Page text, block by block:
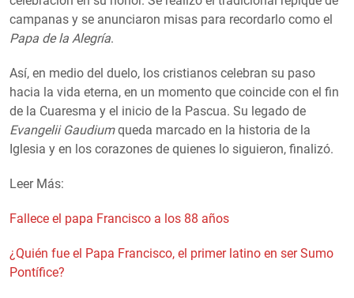
campanas y se anunciaron misas para recordarlo como el
Papa de la Alegría.
Así, en medio del duelo, los cristianos celebran su paso
hacia la vida eterna, en un momento que coincide con el fin
de la Cuaresma y el inicio de la Pascua. Su legado de
Evangelii Gaudiumqueda marcado en la historia de la
Iglesia y en los corazones de quienes lo siguieron, finalizó.
Leer Más:
Fallece el papa Francisco a los 88 años
¿Quién fue el Papa Francisco, el primer latino en ser Sumo
Pontífice?